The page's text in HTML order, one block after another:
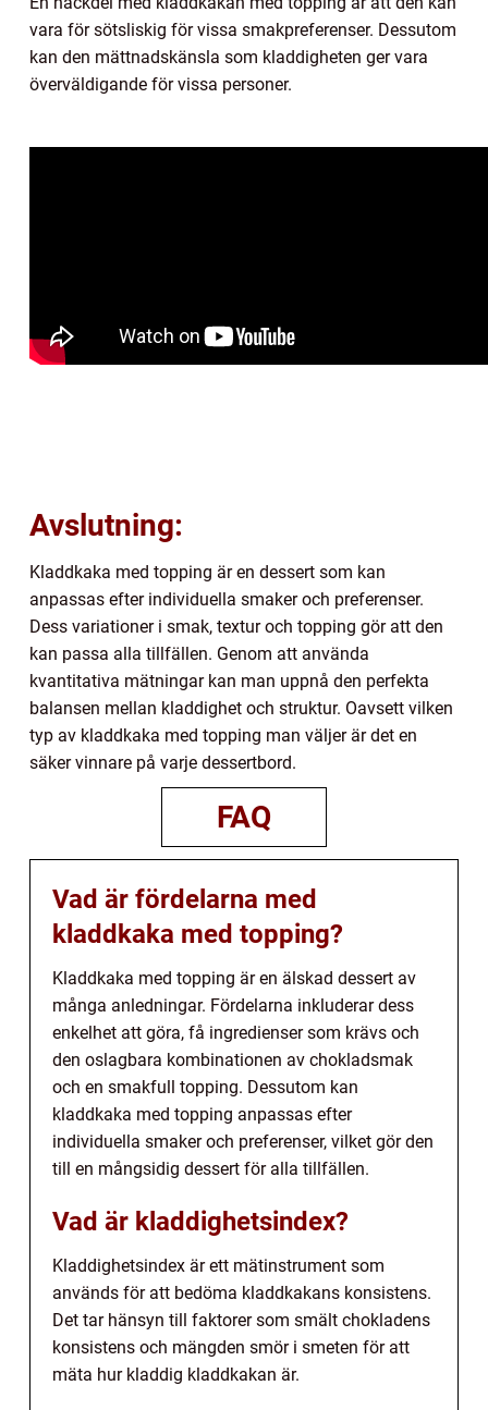
vara för sötsliskig för vissa smakpreferenser. Dessutom
kan den mättnadskänsla som kladdigheten ger vara
överväldigande för vissa personer.
Avslutning:
Kladdkaka med topping är en dessert som kan
anpassas efter individuella smaker och preferenser.
Dess variationer i smak, textur och topping gör att den
kan passa alla tillfällen. Genom att använda
kvantitativa mätningar kan man uppnå den perfekta
balansen mellan kladdighet och struktur. Oavsett vilken
typ av kladdkaka med topping man väljer är det en
säker vinnare på varje dessertbord.
FAQ
Vad är fördelarna med
kladdkaka med topping?
Kladdkaka med topping är en älskad dessert av
många anledningar. Fördelarna inkluderar dess
enkelhet att göra, få ingredienser som krävs och
den oslagbara kombinationen av chokladsmak
och en smakfull topping. Dessutom kan
kladdkaka med topping anpassas efter
individuella smaker och preferenser, vilket gör den
till en mångsidig dessert för alla tillfällen.
Vad är kladdighetsindex?
Kladdighetsindex är ett mätinstrument som
används för att bedöma kladdkakans konsistens.
Det tar hänsyn till faktorer som smält chokladens
konsistens och mängden smör i smeten för att
mäta hur kladdig kladdkakan är.